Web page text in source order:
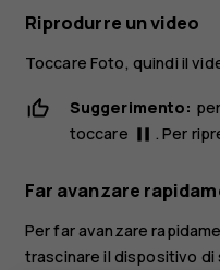
Riprodurre un video
ToccareFoto, quindi il
Suggerimento:
toccare pause . Per
Far avanzare
Per far avanzare
trascinare il dispositivo